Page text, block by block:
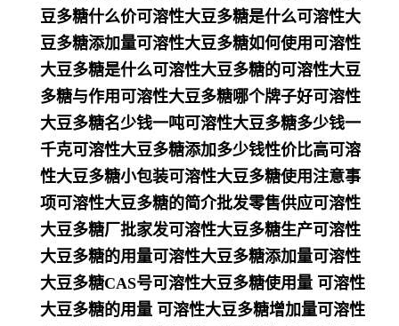
豆多糖什么价可溶性大豆多糖是什么可溶性大
豆多糖添加量可溶性大豆多糖如何使用可溶性
大豆多糖是什么可溶性大豆多糖的可溶性大豆
多糖与作用可溶性大豆多糖哪个牌子好可溶性
大豆多糖名少钱一吨可溶性大豆多糖多少钱一
千克可溶性大豆多糖添加多少钱性价比高可溶
性大豆多糖小包装可溶性大豆多糖使用注意事
项可溶性大豆多糖的简介批发零售供应可溶性
大豆多糖厂批家发可溶性大豆多糖生产可溶性
大豆多糖的用量可溶性大豆多糖添加量可溶性
大豆多糖CAS号可溶性大豆多糖使用量 可溶性
大豆多糖的用量 可溶性大豆多糖增加量可溶性